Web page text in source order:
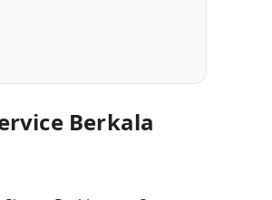
Berkala